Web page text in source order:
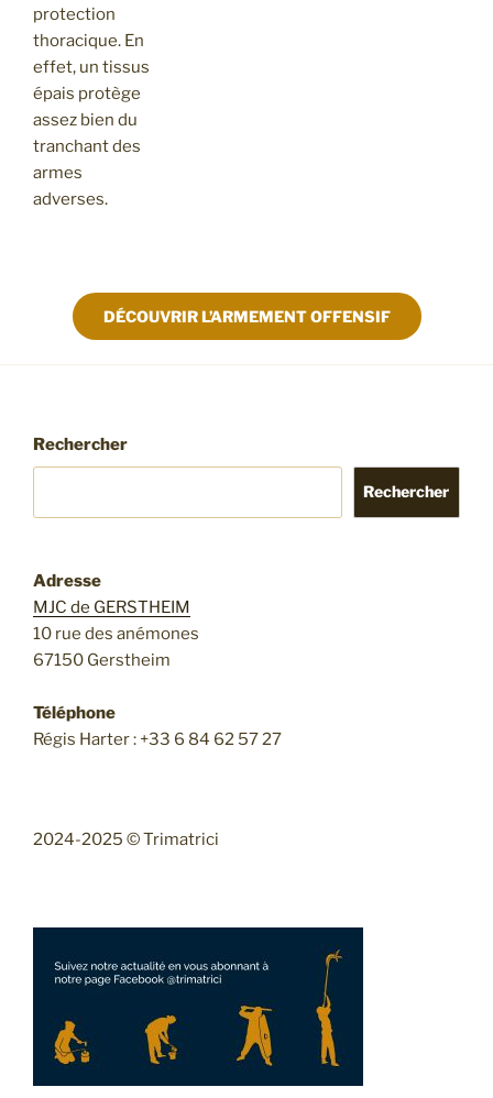
protection
thoracique. En
effet, un tissus
épais protège
assez bien du
tranchant des
armes
adverses.
DÉCOUVRIR L’ARMEMENT OFFENSIF
Rechercher
Rechercher
Adresse
MJC de GERSTHEIM
10 rue des anémones
67150 Gerstheim
Téléphone
Régis Harter : +33 6 84 62 57 27
2024-2025 © Trimatrici